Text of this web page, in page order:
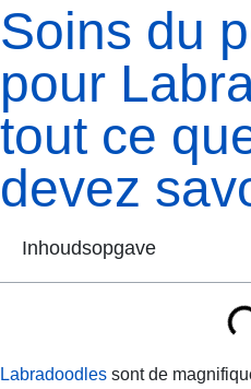
Soins du
pour
tout ce
devez
Inhoudsopgave
Labradoodles sont de